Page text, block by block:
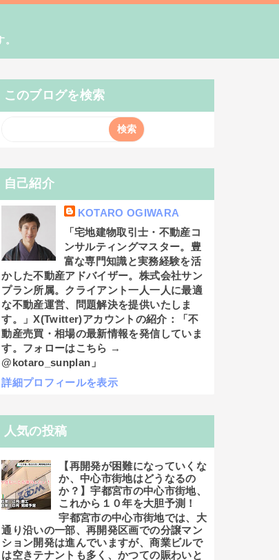
このブログを検索
自己紹介
KOTARO OGIWARA
「宅地建物取引士・不動産コ
ンサルティングマスター。豊
富な専門知識と実務経験を活
かした不動産アドバイザー。株式会社サン
プラン所属。クライアント一人一人に最適
な不動産運営、問題解決を提供いたしま
す。」X(Twitter)アカウントの紹介：「不
動産売買・相場の最新情報を発信していま
す。フォローはこちら →
@kotaro_sunplan」
詳細プロフィールを表示
人気の投稿
【再開発が困難になっていくな
か、中心市街地はどうなるの
か？】宇都宮市の中心市街地、
これから１０年を大胆予測！
宇都宮市の中心市街地では、大
通り沿いの一部、再開発区画での分譲マン
ション開発は進んでいますが、商業ビルで
は空きテナントも多く、かつての賑わいと